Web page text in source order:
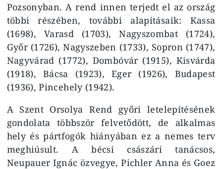
Pozsonyban. A rend innen terjedt el az ország
többi részében, további alapításaik: Kassa
(1698), Varasd (1703), Nagyszombat (1724),
Győr (1726), Nagyszeben (1733), Sopron (1747),
Nagyvárad (1772), Dombóvár (1915), Kisvárda
(1918), Bácsa (1923), Eger (1926), Budapest
(1936), Pincehely (1942).
A Szent Orsolya Rend győri letelepítésének
gondolata többször felvetődött, de alkalmas
hely és pártfogók hiányában ez a nemes terv
meghiúsult. A bécsi császári tanácsos,
Neupauer Ignác özvegye, Pichler Anna és Goez